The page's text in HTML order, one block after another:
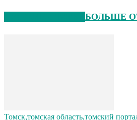
БОЛЬШЕ
Томск,томская область,томский